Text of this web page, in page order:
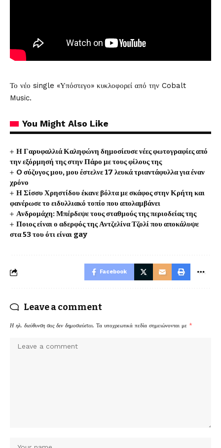
Το νέο single «Υπόστεγο» κυκλοφορεί από την Cobalt
Music.
You Might Also Like
Η Γαρυφαλλιά Καληφώνη δημοσίευσε νέες φωτογραφίες από
την εξόρμησή της στην Πάρο με τους φίλους της
O σύζυγος μου, μου έστελνε 17 λευκά τριαντάφυλλα για έναν
χρόνο
Η Σίσσυ Χρηστίδου έκανε βόλτα με σκάφος στην Κρήτη και
φανέρωσε το ειδυλλιακό τοπίο που απολαμβάνει
Ανδρομάχη: Μπέρδεψε τους σταθμούς της περιοδείας της
Ποιος είναι ο αδερφός της Αντζελίνα Τζολί που αποκάλυψε
στα 53 του ότι είναι gay
Facebook
Leave a comment
Η ηλ. διεύθυνση σας δεν δημοσιεύεται. Τα υποχρεωτικά πεδία σημειώνονται με *